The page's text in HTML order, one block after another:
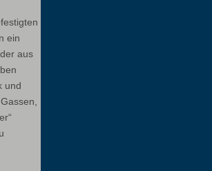
ein
aus
und